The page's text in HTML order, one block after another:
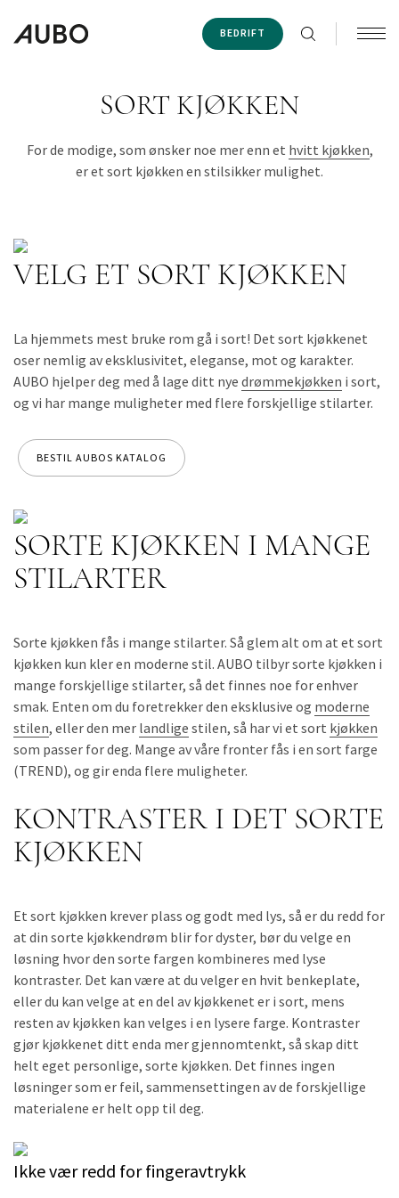
BEDRIFT
SORT KJØKKEN
For de modige, som ønsker noe mer enn et hvitt kjøkken,
er et sort kjøkken en stilsikker mulighet.
VELG ET SORT KJØKKEN
La hjemmets mest bruke rom gå i sort! Det sort kjøkkenet
oser nemlig av eksklusivitet, eleganse, mot og karakter.
AUBO hjelper deg med å lage ditt nye drømmekjøkken i sort,
og vi har mange muligheter med flere forskjellige stilarter.
BESTIL AUBOS KATALOG
SORTE KJØKKEN I MANGE
STILARTER
Sorte kjøkken fås i mange stilarter. Så glem alt om at et sort
kjøkken kun kler en moderne stil. AUBO tilbyr sorte kjøkken i
mange forskjellige stilarter, så det finnes noe for enhver
smak. Enten om du foretrekker den eksklusive og moderne
stilen, eller den mer landlige stilen, så har vi et sort kjøkken
som passer for deg. Mange av våre fronter fås i en sort farge
(TREND), og gir enda flere muligheter.
KONTRASTER I DET SORTE
KJØKKEN
Et sort kjøkken krever plass og godt med lys, så er du redd for
at din sorte kjøkkendrøm blir for dyster, bør du velge en
løsning hvor den sorte fargen kombineres med lyse
kontraster. Det kan være at du velger en hvit benkeplate,
eller du kan velge at en del av kjøkkenet er i sort, mens
resten av kjøkken kan velges i en lysere farge. Kontraster
gjør kjøkkenet ditt enda mer gjennomtenkt, så skap ditt
helt eget personlige, sorte kjøkken. Det finnes ingen
løsninger som er feil, sammensettingen av de forskjellige
materialene er helt opp til deg.
Ikke vær redd for fingeravtrykk